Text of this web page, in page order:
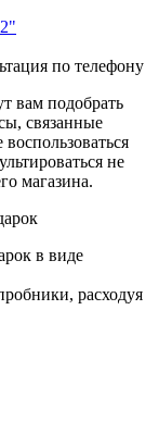
по телефону
вам подобрать
связанные
не
магазина.
в виде
расходуя